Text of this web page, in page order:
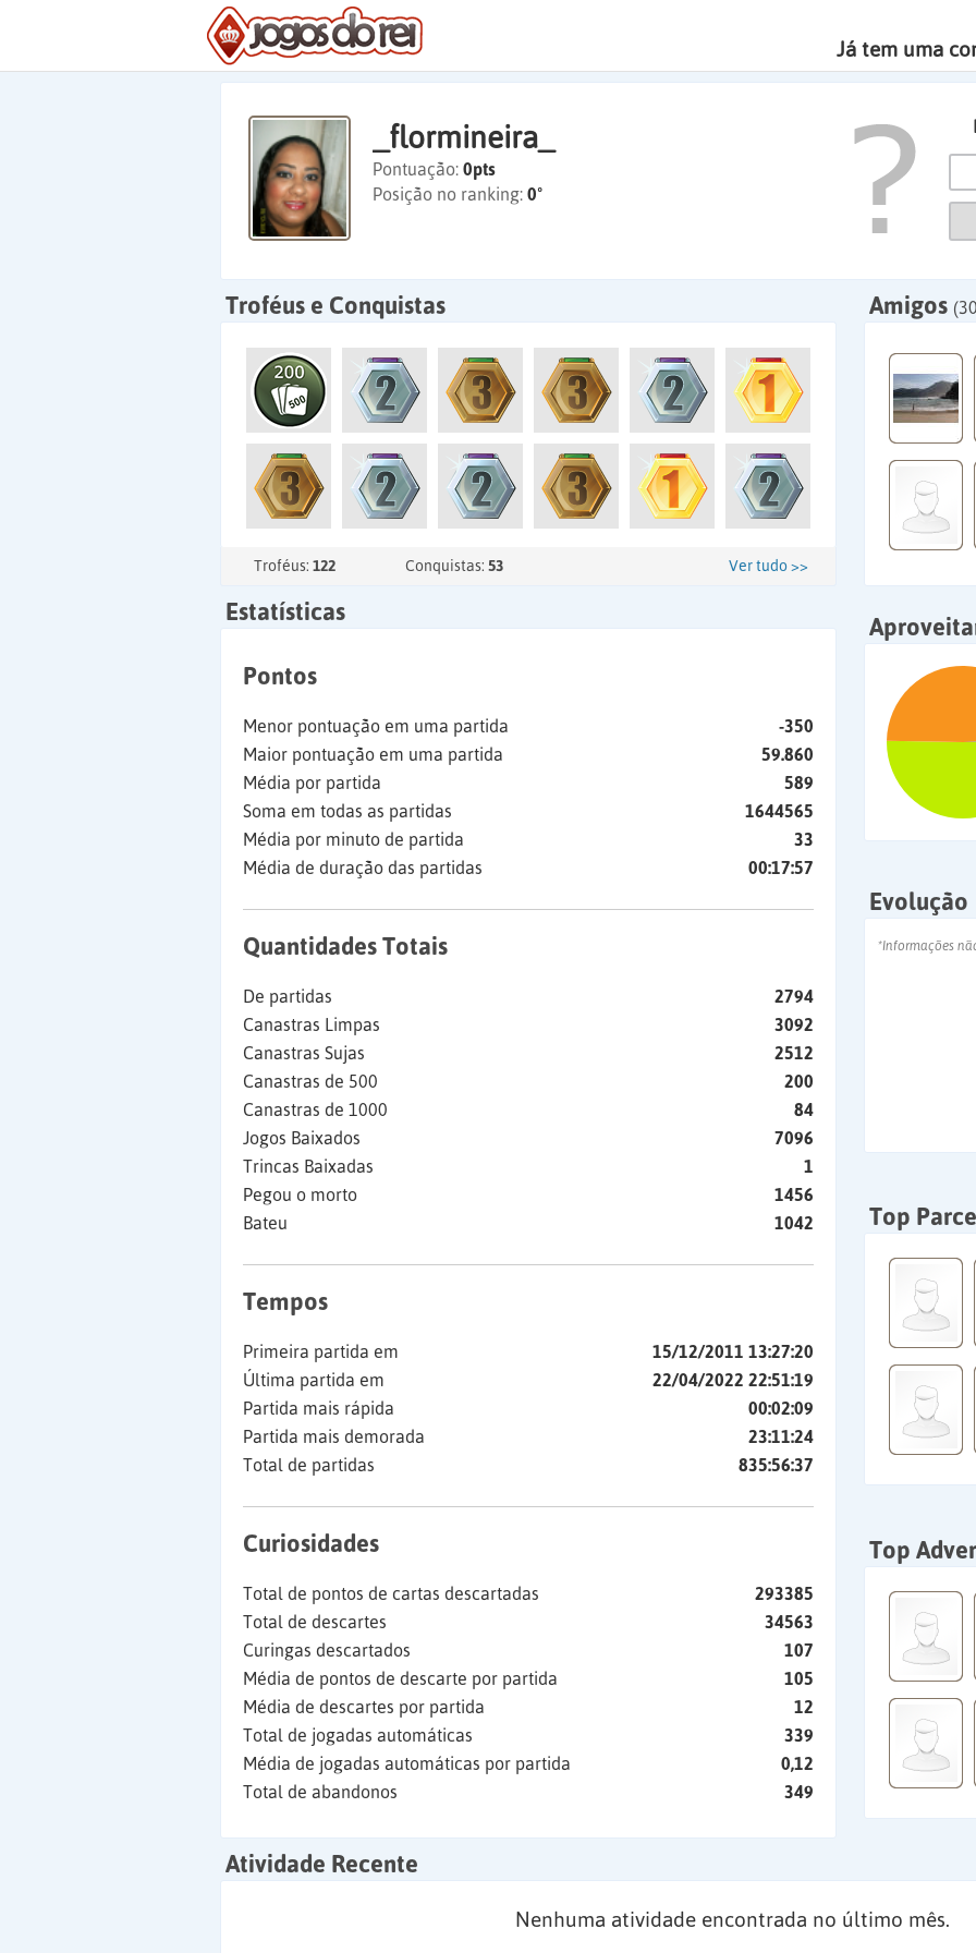
Já tem uma
_flormineira_
Pontuação: 0pts
Posição no ranking: 0º
Troféus e Conquistas
Troféus: 122 Conquistas: 53 Ver tudo >>
Amigos
Estatísticas
Pontos
Menor pontuação em uma partida
-350
Maior pontuação em uma partida
59.860
Média por partida
589
Soma em todas as partidas
1644565
Média por minuto de partida
33
Média de duração das partidas
00:17:57
Quantidades Totais
De partidas
2794
Canastras Limpas
3092
Canastras Sujas
2512
Canastras de 500
200
Canastras de 1000
84
Jogos Baixados
7096
Trincas Baixadas
1
Pegou o morto
1456
Bateu
1042
Tempos
Primeira partida em
15/12/2011 13:27:20
Última partida em
22/04/2022 22:51:19
Partida mais rápida
00:02:09
Partida mais demorada
23:11:24
Total de partidas
835:56:37
Curiosidades
Total de pontos de cartas descartadas
293385
Total de descartes
34563
Curingas descartados
107
Média de pontos de descarte por partida
105
Média de descartes por partida
12
Total de jogadas automáticas
339
Média de jogadas automáticas por partida
0,12
Total de abandonos
349
Evolução
*Informações
Top
Top
Atividade Recente
Nenhuma atividade encontrada no último mês.